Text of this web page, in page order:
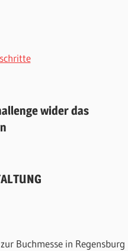
wider das
Buchmesse in Regensburg